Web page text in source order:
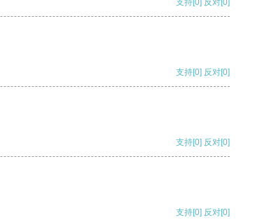
支持[0] 反对[0]
支持[0] 反对[0]
支持[0] 反对[0]
支持[0] 反对[0]